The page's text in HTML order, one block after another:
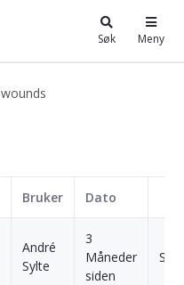
Søk Meny
wounds
Bruker Dato
André
Sylte
3
Måneder
siden